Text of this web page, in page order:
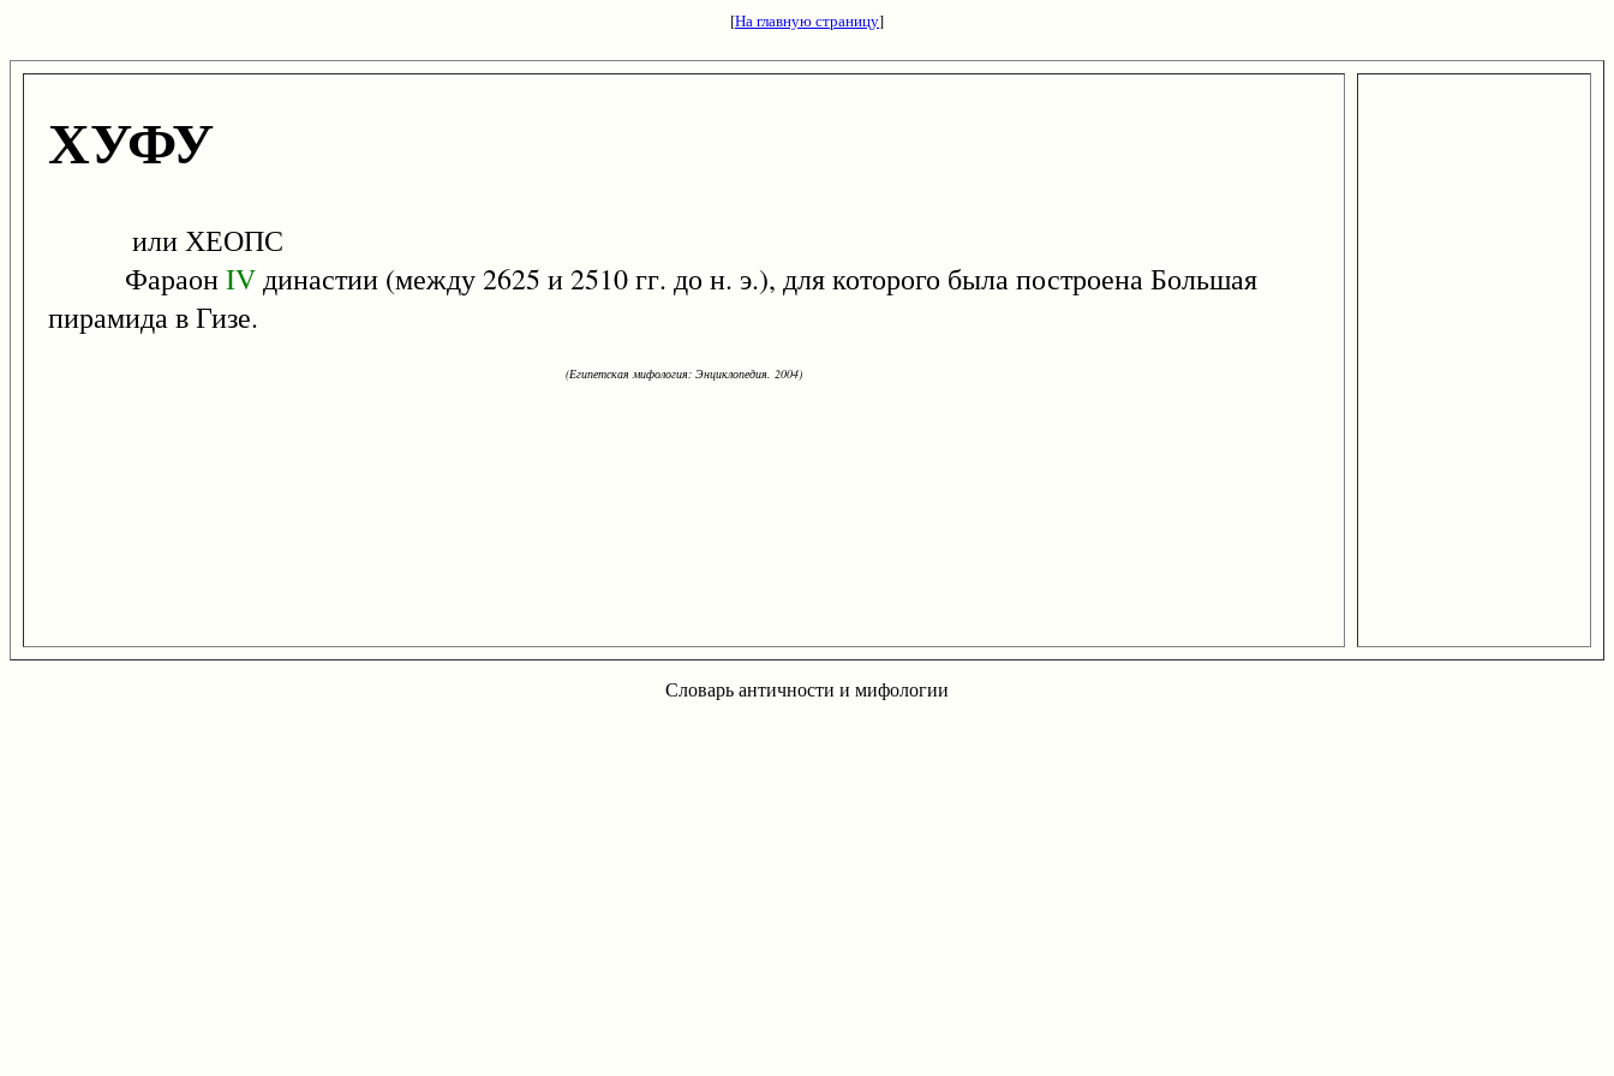
[На главную страницу]
ХУФУ
или ХЕОПС
ФараонIVдинастии (между 2625 и 2510 гг. до н. э.), для которого была построена Большая
пирамида в Гизе.
(Египетская мифология: Энциклопедия. 2004)
Словарь античности и мифологии